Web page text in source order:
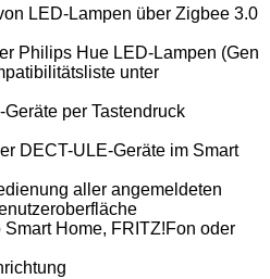
LED-Lampen über Zigbee 3.0
Philips Hue LED-Lampen (Gen
unter
per Tastendruck
DECT-ULE-Geräte im Smart
aller angemeldeten
Home, FRITZ!Fon oder